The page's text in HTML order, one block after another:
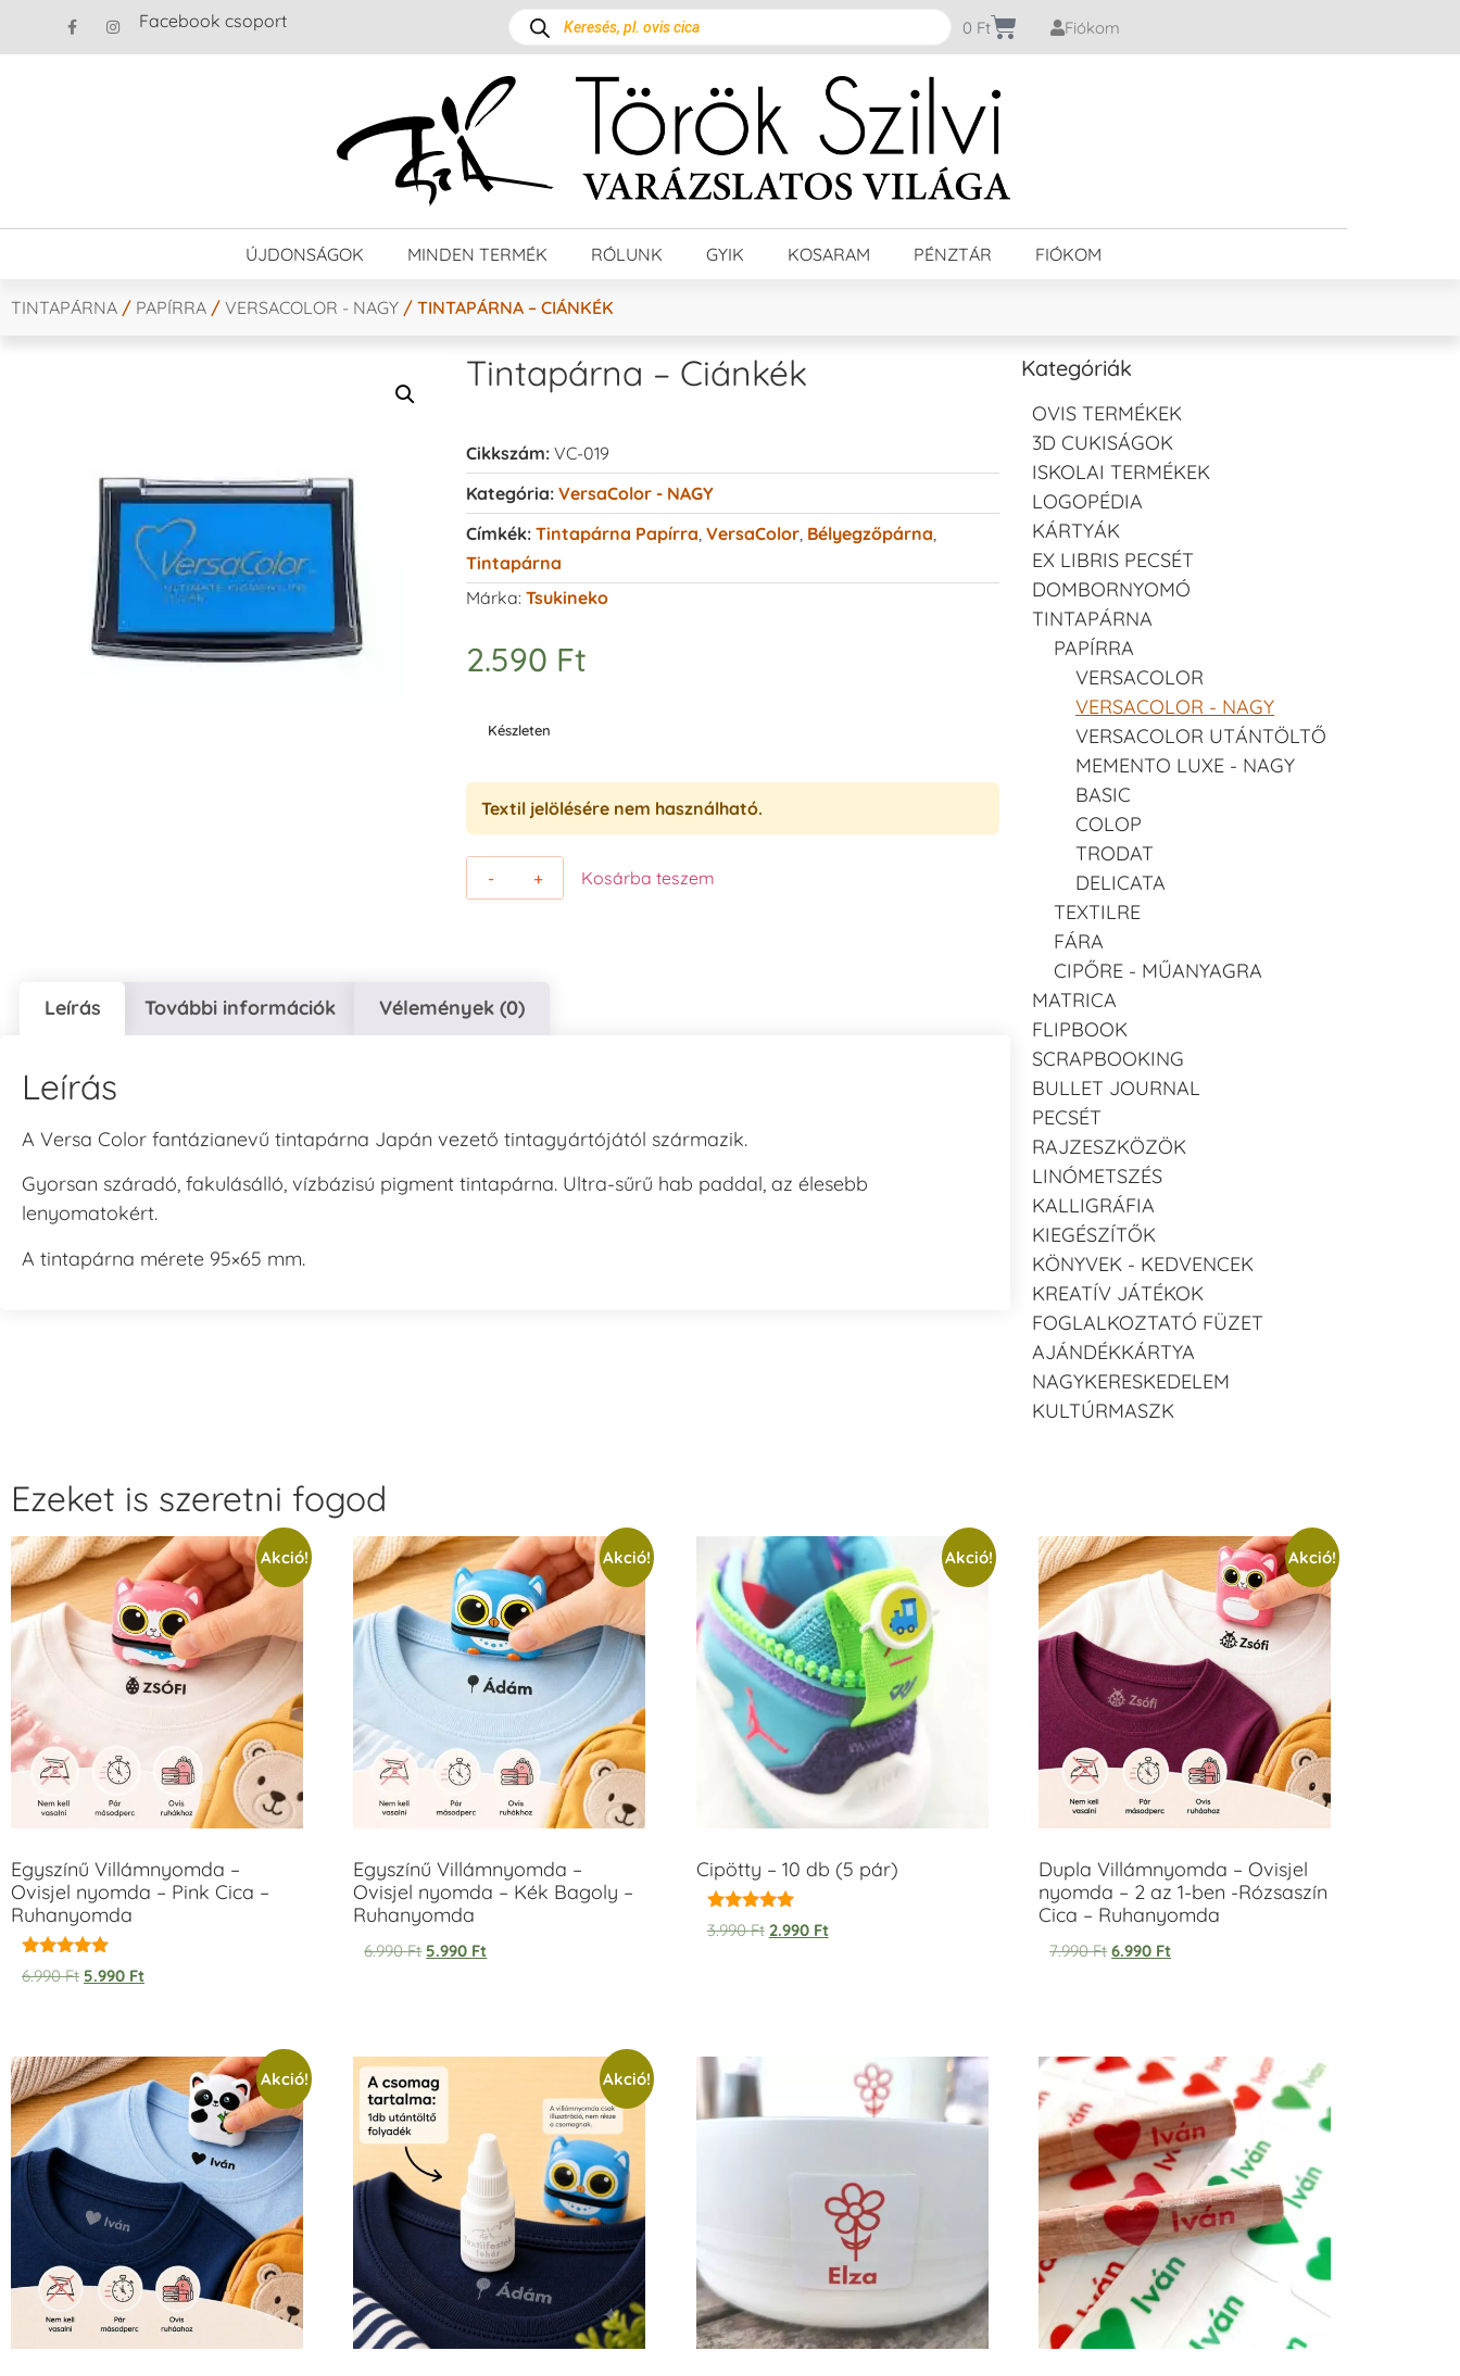
Facebook csoport 0 Ft Fiókom
ÚJDONSÁGOK MINDEN TERMÉK RÓLUNK GYIK KOSARAM PÉNZTÁR FIÓKOM
TINTAPÁRNA / PAPÍRRA / VERSACOLOR - NAGY / TINTAPÁRNA – CIÁNKÉK
Tintapárna – Ciánkék
Cikkszám: VC-019
Kategória: VersaColor - NAGY
Címkék: Tintapárna Papírra VersaColor, Bélyegzőpárna
Tintapárna
Márka: Tsukineko
2.590 Ft
Készleten
Textil jelölésére nem használható.
- + Kosárba teszem
Leírás További információk Vélemények (0)
Leírás
A Versa Color fantázianevű tintapárna Japán vezető tintagyártójától származik.
Gyorsan száradó, fakulásálló, vízbázisú pigment tintapárna. Ultra-sűrű hab paddal, az élesebb
lenyomatokért.
A tintapárna mérete 95×65 mm.
Kategóriák
OVIS TERMÉKEK
3D CUKISÁGOK
ISKOLAI TERMÉKEK
LOGOPÉDIA
KÁRTYÁK
EX LIBRIS PECSÉT
DOMBORNYOMÓ
TINTAPÁRNA
PAPÍRRA
VERSACOLOR
VERSACOLOR - NAGY
VERSACOLOR UTÁNTÖLTŐ
MEMENTO LUXE - NAGY
BASIC
COLOP
TRODAT
DELICATA
TEXTILRE
FÁRA
CIPŐRE - MŰANYAGRA
MATRICA
FLIPBOOK
SCRAPBOOKING
BULLET JOURNAL
PECSÉT
RAJZESZKÖZÖK
LINÓMETSZÉS
KALLIGRÁFIA
KIEGÉSZÍTŐK
KÖNYVEK - KEDVENCEK
KREATÍV JÁTÉKOK
FOGLALKOZTATÓ FÜZET
AJÁNDÉKKÁRTYA
NAGYKERESKEDELEM
KULTÚRMASZK
Ezeket is szeretni fogod
Akció!
Egyszínű Villámnyomda –
Ovisjel nyomda – Pink Cica –
Ruhanyomda
Értékelés:
5.00
6.990Ft 5.990 Ft
Akció!
Egyszínű Villámnyomda –
Ovisjel nyomda – Kék Bagoly –
Ruhanyomda
6.990Ft 5.990 Ft
Akció!
Cipötty – 10 db (5 pár)
Értékelés:
5.00
3.990Ft 2.990 Ft
Akció!
Dupla Villámnyomda – Ovisjel
nyomda – 2 az 1-ben -Rózsaszín
Cica – Ruhanyomda
7.990Ft 6.990 Ft
Akció! Akció!